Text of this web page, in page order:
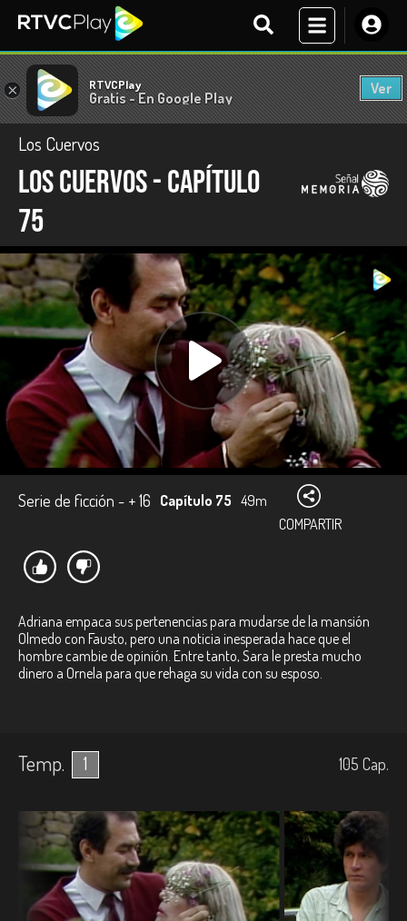
× RTVCPlay
Gratis - En Google Play
Ver
Los Cuervos
Los Cuervos - Capítulo
75
Serie de ficción - + 16 Capítulo 75 49m
COMPARTIR
Adriana empaca sus pertenencias para mudarse de la mansión
Olmedo con Fausto, pero una noticia inesperada hace que el
hombre cambie de opinión. Entre tanto, Sara le presta mucho
dinero a Ornela para que rehaga su vida con su esposo.
Temp. 1 105 Cap.